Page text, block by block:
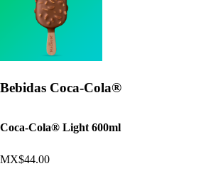
Bebidas Coca-Cola®
Coca-Cola® Light 600ml
MX$44.00